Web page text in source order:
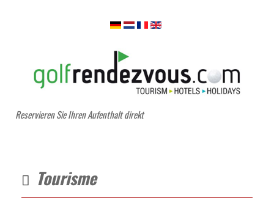
Reservieren Sie Ihren Aufenthalt direkt
Tourisme